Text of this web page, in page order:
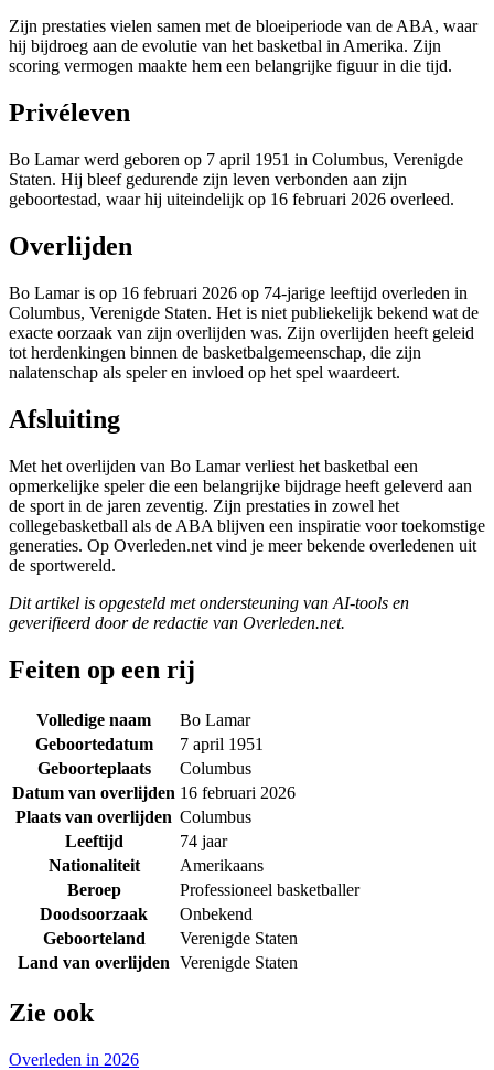
Zijn prestaties vielen samen met de bloeiperiode van de ABA, waar
hij bijdroeg aan de evolutie van het basketbal in Amerika. Zijn
scoring vermogen maakte hem een belangrijke figuur in die tijd.
Privéleven
Bo Lamar werd geboren op 7 april 1951 in Columbus, Verenigde
Staten. Hij bleef gedurende zijn leven verbonden aan zijn
geboortestad, waar hij uiteindelijk op 16 februari 2026 overleed.
Overlijden
Bo Lamar is op 16 februari 2026 op 74-jarige leeftijd overleden in
Columbus, Verenigde Staten. Het is niet publiekelijk bekend wat de
exacte oorzaak van zijn overlijden was. Zijn overlijden heeft geleid
tot herdenkingen binnen de basketbalgemeenschap, die zijn
nalatenschap als speler en invloed op het spel waardeert.
Afsluiting
Met het overlijden van Bo Lamar verliest het basketbal een
opmerkelijke speler die een belangrijke bijdrage heeft geleverd aan
de sport in de jaren zeventig. Zijn prestaties in zowel het
collegebasketball als de ABA blijven een inspiratie voor toekomstige
generaties. Op Overleden.net vind je meer bekende overledenen uit
de sportwereld.
Dit artikel is opgesteld met ondersteuning van AI-tools en
geverifieerd door de redactie van Overleden.net.
Feiten op een rij
Volledige naam
Bo Lamar
Geboortedatum
7 april 1951
Geboorteplaats
Columbus
Datum van overlijden 16 februari 2026
Plaats van overlijden Columbus
Leeftijd
74 jaar
Nationaliteit
Amerikaans
Beroep
Professioneel basketballer
Doodsoorzaak
Onbekend
Geboorteland
Verenigde Staten
Land van overlijden Verenigde Staten
Zie ook
Overleden in 2026